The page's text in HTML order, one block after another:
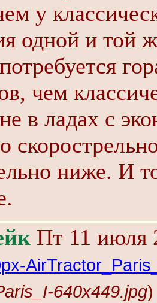
у
одной и той
чем
в ладах с
ниже. И
Пт 11 июля
640x449.jpg)